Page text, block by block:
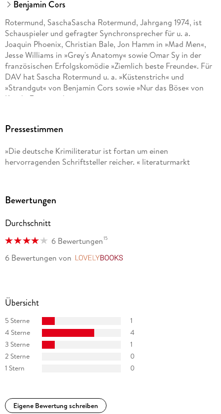
Benjamin Cors
Rotermund, SaschaSascha Rotermund, Jahrgang 1974, ist
Schauspieler und gefragter Synchronsprecher für u. a.
Joaquin Phoenix, Christian Bale, Jon Hamm in »Mad Men«,
Jesse Williams in »Grey's Anatomy« sowie Omar Sy in der
französischen Erfolgskomödie »Ziemlich beste Freunde«. Für
DAV hat Sascha Rotermund u. a. »Küstenstrich« und
»Strandgut« von Benjamin Cors sowie »Nur das Böse« von
Koethi Zan eingelesen.
Pressestimmen
»Die deutsche Krimiliteratur ist fortan um einen
hervorragenden Schriftsteller reicher. « literaturmarkt
Bewertungen
Durchschnitt
6 Bewertungen15
6 Bewertungen von
Übersicht
5 Sterne
1
4 Sterne
4
3 Sterne
1
2 Sterne
0
1 Stern
0
Eigene Bewertung schreiben